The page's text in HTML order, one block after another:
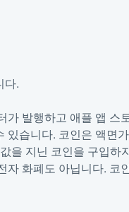
다.
발행하고 애플 앱 스
습니다. 코인은 액면
을 지닌 코인을 구입하
화폐도 아닙니다. 코